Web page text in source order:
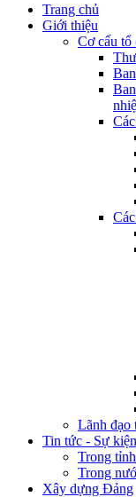
Trang chủ
Giới thiệu
Cơ cấu tổ
Lãnh đạo
Tin tức - Sự kiện
Trong tỉnh
Trong
Xây dựng Đảng